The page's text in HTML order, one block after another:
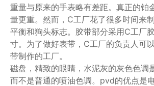
重量与原来的手表略有差距。真正的铂
量更重。然而，C工厂花了很多时间来
平衡和狗头标志。胶带部分采用C工厂
寸。为了做好表带，C工厂的负责人可
带制作的工厂。
磁盘，精致的眼睛，水泥灰的灰色色调
而不是普通的喷油色调。pvd的优点是